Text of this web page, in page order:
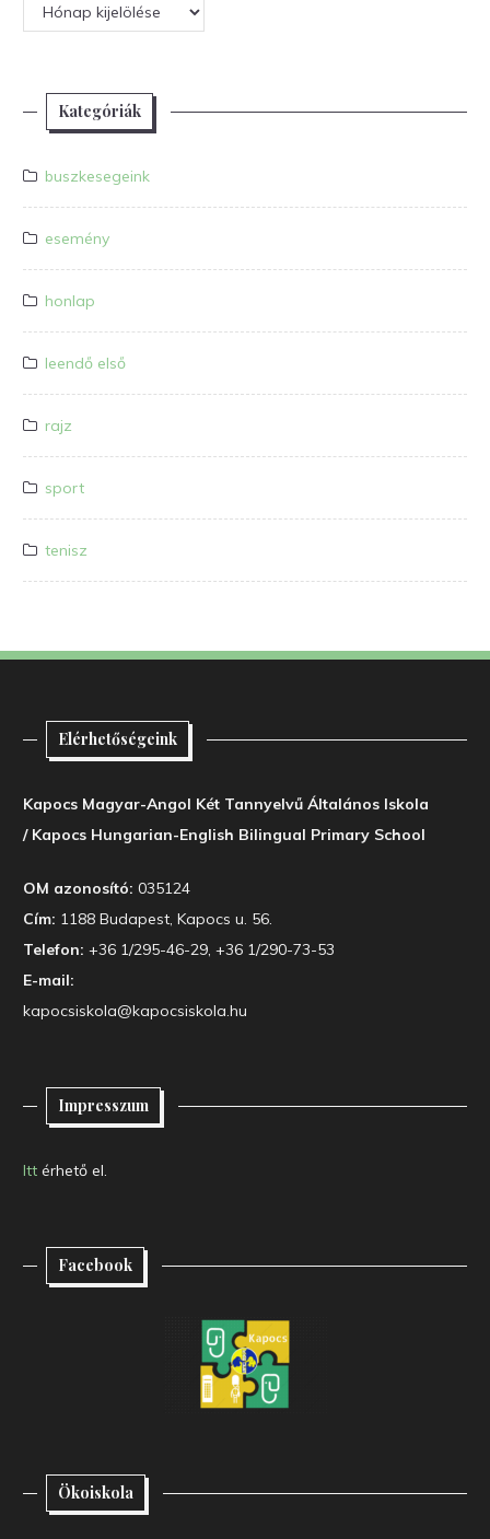
Archívum
Kategóriák
buszkesegeink
esemény
honlap
leendő első
rajz
sport
tenisz
Elérhetőségeink
Kapocs Magyar-Angol Két Tannyelvű Általános Iskola
/ Kapocs Hungarian-English Bilingual Primary School
OM azonosító: 035124
Cím: 1188 Budapest, Kapocs u. 56.
Telefon: +36 1/295-46-29, +36 1/290-73-53
E-mail:
kapocsiskola@kapocsiskola.hu
Impresszum
Itt érhető el.
Facebook
Ökoiskola